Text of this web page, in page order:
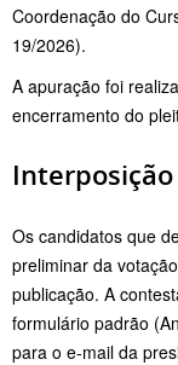
Coordenação do
19/2026).
A apuração foi
encerramento do
Os candidatos que
preliminar da
publicação. A
formulário padrão
para o e-mail da